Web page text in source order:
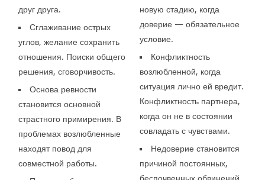
друг друга.
Сглаживание острых
углов, желание сохранить
отношения. Поиски общего
решения, сговорчивость.
Основа ревности
становится основной
страстного примирения. В
проблемах возлюбленные
находят повод для
совместной работы.
новую стадию, когда
доверие — обязательное
условие.
Конфликтность
возлюбленной, когда
ситуация лично ей вредит.
Конфликтность партнера,
когда он не в состоянии
совладать с чувствами.
Недоверие становится
причиной постоянных,